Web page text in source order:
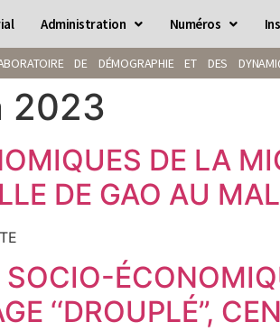
Administration Numéros
DE DÉMOGRAPHIE ET DES
2023
DE LA
DE GAO AU
‘‘DROUPLÉ’’,